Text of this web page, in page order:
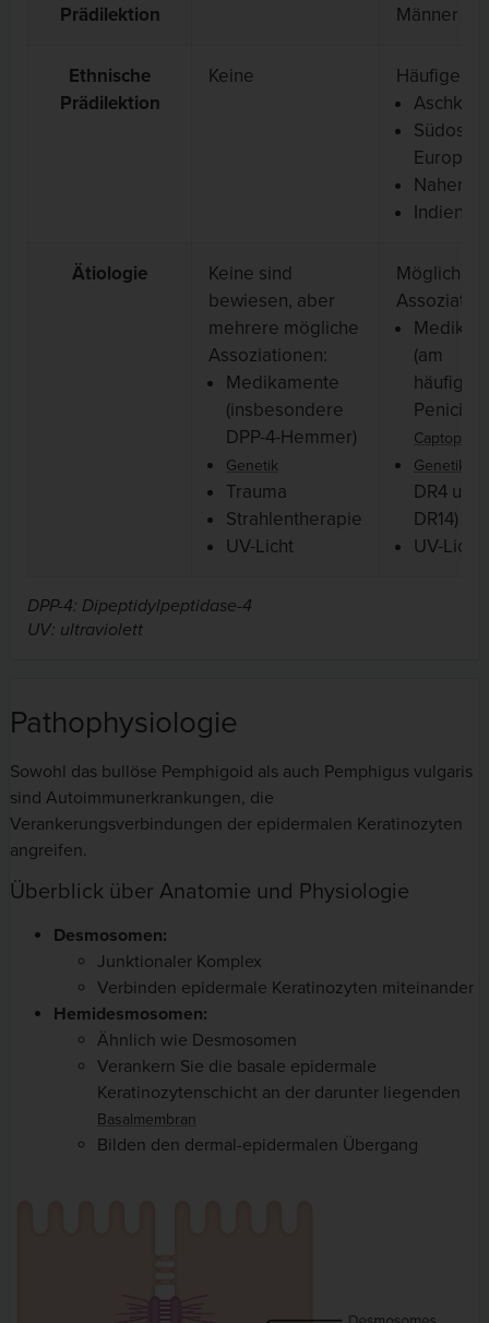
Prädilektion
Männer
Ethnische
Prädilektion
Keine
Häufiger in:
Südost
Europa
Naher
Indien
Ätiologie
Keine sind
bewiesen, aber
mehrere mögliche
Assoziationen:
Medikamente
(insbesondere
DPP-4-Hemmer)
Genetik
Trauma
Strahlentherapie
UV-Licht
Mögliche
(am
Captopril
Genetik
DR4 und
DR14)
UV-Licht
DPP-4: Dipeptidylpeptidase-4
UV: ultraviolett
Pathophysiologie
Sowohl das bullöse Pemphigoid als auch Pemphigus vulgaris
sind Autoimmunerkrankungen, die
Verankerungsverbindungen der epidermalen Keratinozyten
angreifen.
Überblick über Anatomie und Physiologie
Desmosomen:
Junktionaler Komplex
Verbinden epidermale Keratinozyten miteinander
Hemidesmosomen:
Ähnlich wie Desmosomen
Verankern Sie die basale epidermale
Keratinozytenschicht an der darunter liegenden
Basalmembran
Bilden den dermal-epidermalen Übergang